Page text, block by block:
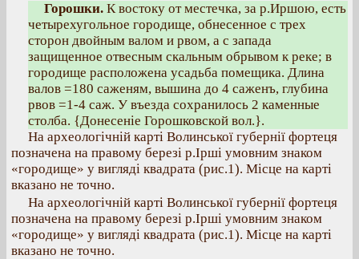
Горошки.К востоку от местечка, за р.Иршою, есть
четырехугольное городище, обнесенное с трех
сторон двойным валом и рвом, а с запада
защищенное отвесным скальным обрывом к реке; в
городище расположена усадьба помещика. Длина
валов =180 саженям, вышина до 4 саженъ, глубина
рвов =1-4 саж. У въезда сохранилось 2 каменные
столба. {Донесеніе Горошковской вол.}.
На археологічній карті Волинської губернії фортеця
позначена на правому березі р.Ірші умовним знаком
«городище» у вигляді квадрата (рис.1). Місце на карті
вказано не точно.
На археологічній карті Волинської губернії фортеця
позначена на правому березі р.Ірші умовним знаком
«городище» у вигляді квадрата (рис.1). Місце на карті
вказано не точно.